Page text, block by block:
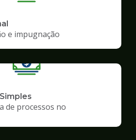
e impugnação
de processos no